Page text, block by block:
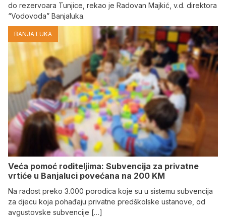
do rezervoara Tunjice, rekao je Radovan Majkić, v.d. direktora
“Vodovoda” Banjaluka.
BANJA LUKA
Veća pomoć roditeljima: Subvencija za privatne
vrtiće u Banjaluci povećana na 200 KM
Na radost preko 3.000 porodica koje su u sistemu subvencija
za djecu koja pohađaju privatne predškolske ustanove, od
avgustovske subvencije […]